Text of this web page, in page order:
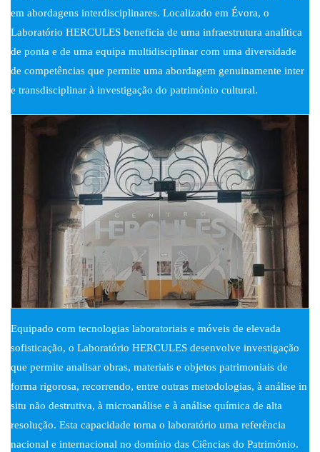
em abordagens interdisciplinares. Localizado em Évora, o
Laboratório HERCULES beneficia de uma infraestrutura analítica
de ponta e de uma equipa multidisciplinar com uma diversidade
de competências que permite uma abordagem genuinamente inter
e transdisciplinar à investigação do património cultural.
Equipado com tecnologias laboratoriais e móveis de elevada
sofisticação, o Laboratório HERCULES desenvolve investigação
que permite analisar obras, materiais e objetos patrimoniais de
forma rigorosa, recorrendo, entre outras metodologias, à análise in
situ não destrutiva, à microanálise e à análise química de alta
resolução. Esta capacidade torna o laboratório uma referência
nacional e internacional no domínio das Ciências do Património.